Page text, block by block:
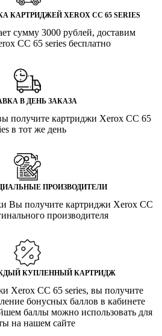
XEROX CC 65 SERIES
сумму 3000 рублей, доставим
CC 65 series бесплатно
В ДЕНЬ ЗАКАЗА
получите картриджи Xerox CC 65
в тот же день
ПРОИЗВОДИТЕЛИ
Вы получите картриджи Xerox CC
производителя
КУПЛЕННЫЙ КАРТРИДЖ
Xerox CC 65 series, вы получите
бонусных баллов в кабинете
баллы можно использовать для
на нашем сайте